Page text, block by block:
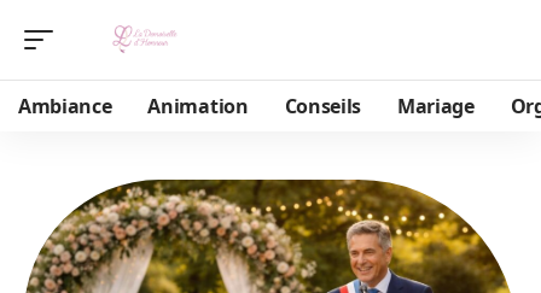
Ambiance Animation Conseils Mariage